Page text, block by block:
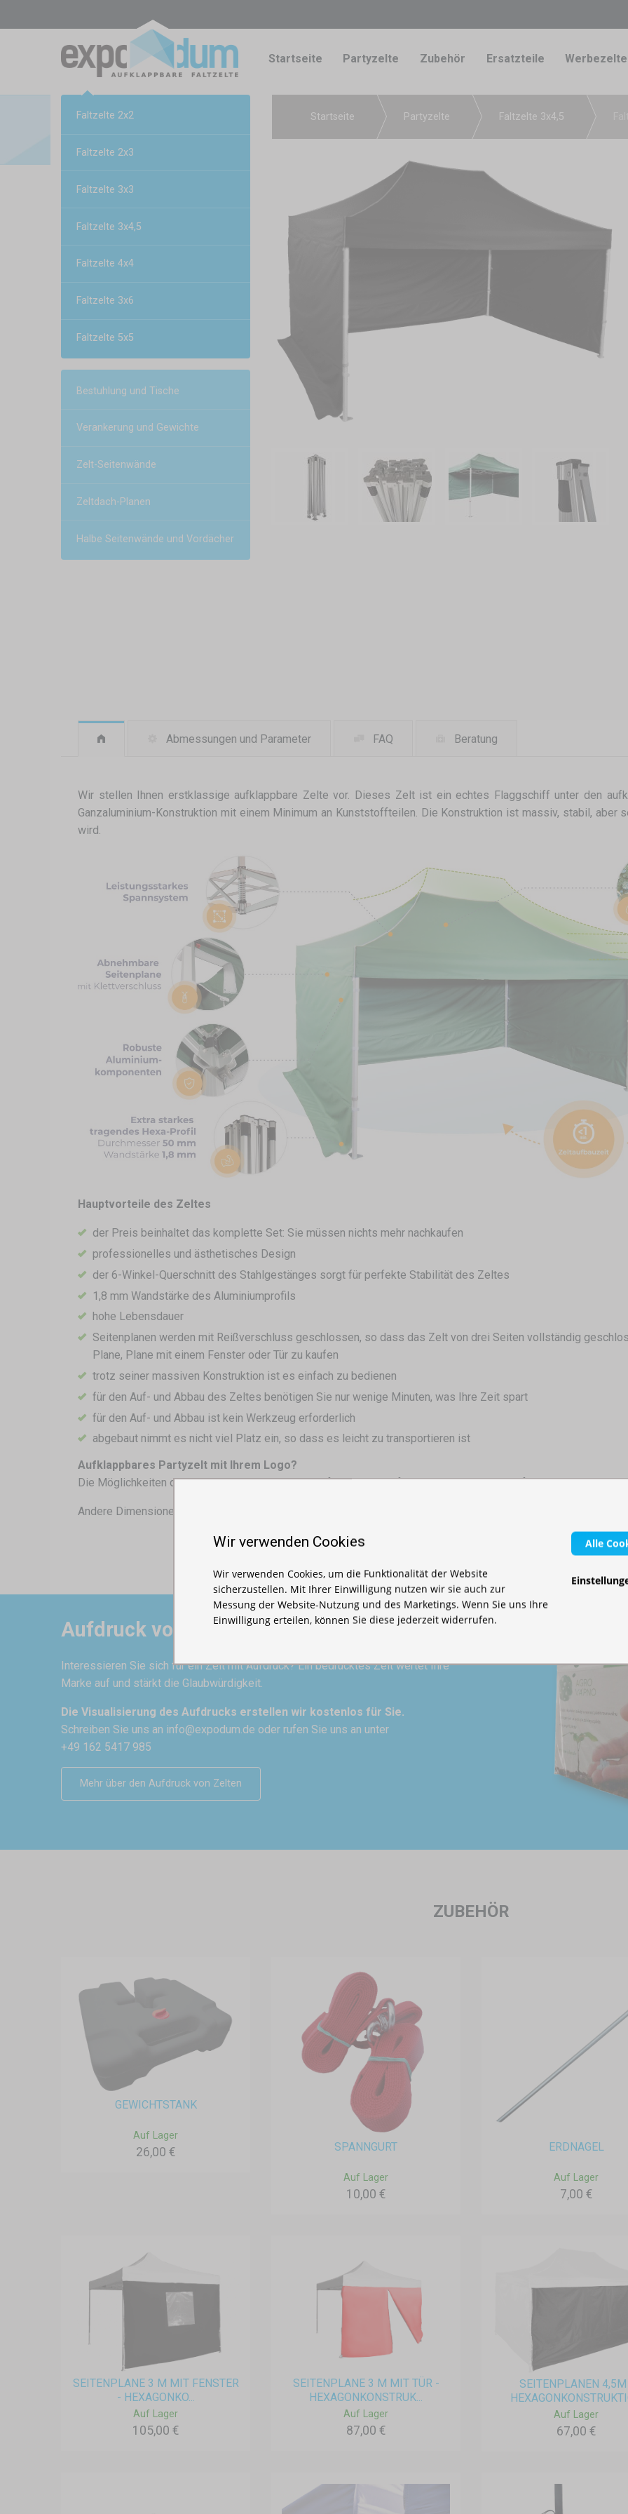
Startseite Partyzelte Zubehör Ersatzteile Werbezelte
Faltzelte 2x2
Faltzelte 2x3
Faltzelte 3x3
Faltzelte 3x4,5
Faltzelte 4x4
Faltzelte 3x6
Faltzelte 5x5
Bestuhlung und Tische
Verankerung und Gewichte
Zelt-Seitenwände
Zeltdach-Planen
Halbe Seitenwände und Vordächer
Startseite Partyzelte Faltzelte 3x4,5
Abmessungen und Parameter FAQ Beratung
Wir stellen Ihnen erstklassige aufklappbare Zelte vor. Dieses Zelt ist ein echtes Flaggschiff unter den
Ganzaluminium-Konstruktion mit einem Minimum an Kunststoffteilen. Die Konstruktion ist massiv, stabil, aber
wird.
Hauptvorteile des Zeltes
der Preis beinhaltet das komplette Set: Sie müssen nichts mehr nachkaufen
professionelles und ästhetisches Design
der 6-Winkel-Querschnitt des Stahlgestänges sorgt für perfekte Stabilität des Zeltes
1,8 mm Wandstärke des Aluminiumprofils
hohe Lebensdauer
Seitenplanen werden mit Reißverschluss geschlossen, so dass das Zelt von drei Seiten vollständig
Plane, Plane mit einem Fenster oder Tür zu kaufen
trotz seiner massiven Konstruktion ist es einfach zu bedienen
für den Auf- und Abbau des Zeltes benötigen Sie nur wenige Minuten, was Ihre Zeit spart
für den Auf- und Abbau ist kein Werkzeug erforderlich
abgebaut nimmt es nicht viel Platz ein, so dass es leicht zu transportieren ist
Aufklappbares Partyzelt mit Ihrem Logo?
Die Möglichkeiten des Drucks des Zeltes sind vielfältig. Vom einfachen Logo bis zum Vollfarbdruck.
Andere Dimensionen:
Aufdruck von Zelten
Interessieren Sie sich für ein Zelt mit Aufdruck? Ein bedrucktes Zelt wertet Ihre
Marke auf und stärkt die Glaubwürdigkeit.
Die Visualisierung des Aufdrucks erstellen wir kostenlos für Sie.
Schreiben Sie uns an info@expodum.de oder rufen Sie uns an unter
+49 162 5417 985
Mehr über den Aufdruck von Zelten
ZUBEHÖR
GEWICHTSTANK
Auf Lager
26,00 € SPANNGURT
Auf Lager
10,00 €
ERDNAGEL
Auf Lager
7,00 €
SEITENPLANE 3 M MIT FENSTER
- HEXAGONKO...
Auf Lager
105,00 €
SEITENPLANE 3 M MIT TÜR -
HEXAGONKONSTRUK...
Auf Lager
87,00 €
SEITENPLANEN
Auf Lager
67,00 €
Wir verwenden Cookies
Wir verwenden Cookies, um die Funktionalität der Website
sicherzustellen. Mit Ihrer Einwilligung nutzen wir sie auch zur
Messung der Website-Nutzung und des Marketings. Wenn Sie uns Ihre
Einwilligung erteilen, können Sie diese jederzeit widerrufen.
Alle